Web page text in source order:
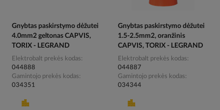
Gnybtas paskirstymo dėžutei
4.0mm2 geltonas CAPVIS,
TORIX - LEGRAND
Elektrobalt prekės kodas
044888
Gamintojo prekės kodas
034351
Gnybtas paskirstymo dėžutei
1.5-2.5mm2, oranžinis
CAPVIS, TORIX - LEGRAND
Elektrobalt prekės kodas
044887
Gamintojo prekės kodas
034344